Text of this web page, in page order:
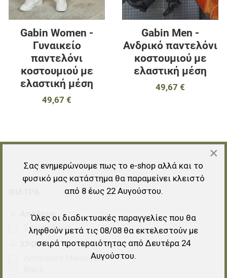
Απόθεμα
Σε απόθεμα
ΧΡΩΜΑ
Anthracite Melanged
Gabin Women -
Γυναικείο
παντελόνι
κοστουμιού με
ελαστική μέση
49,67 €
Gabin Men -
Ανδρικό παντελόνι
κοστουμιού με
ελαστική μέση
49,67 €
24
×
Σας ενημερώνουμε πως το e-shop αλλά και το
φυσικό μας κατάστημα θα παραμείνει κλειστό
από 8 έως 22 Αυγούστου.
Όλες οι διαδικτυακές παραγγελίες που θα
ληφθούν μετά τις 08/08 θα εκτελεστούν με
σειρά προτεραιότητας από Δευτέρα 24
Αυγούστου.